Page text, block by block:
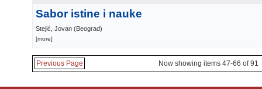
Sabor istine i nauke
Stejić, Jovan (Beograd)
[more]
Previous Page Now showing items 47-66 of 91